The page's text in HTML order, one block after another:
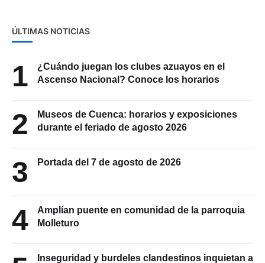
ÚLTIMAS NOTICIAS
1
¿Cuándo juegan los clubes azuayos en el
2
Museos de Cuenca: horarios y exposiciones
3
4
Amplían puente en comunidad de la parroquia